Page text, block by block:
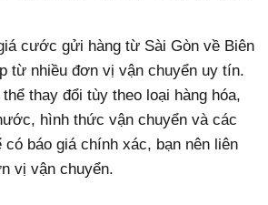
cước gửi hàng từ Sài Gòn về Biên
từ nhiều đơn vị vận chuyển uy tín.
thay đổi tùy theo loại hàng hóa,
hình thức vận chuyển và các
báo giá chính xác, bạn nên liên
vị vận chuyển.